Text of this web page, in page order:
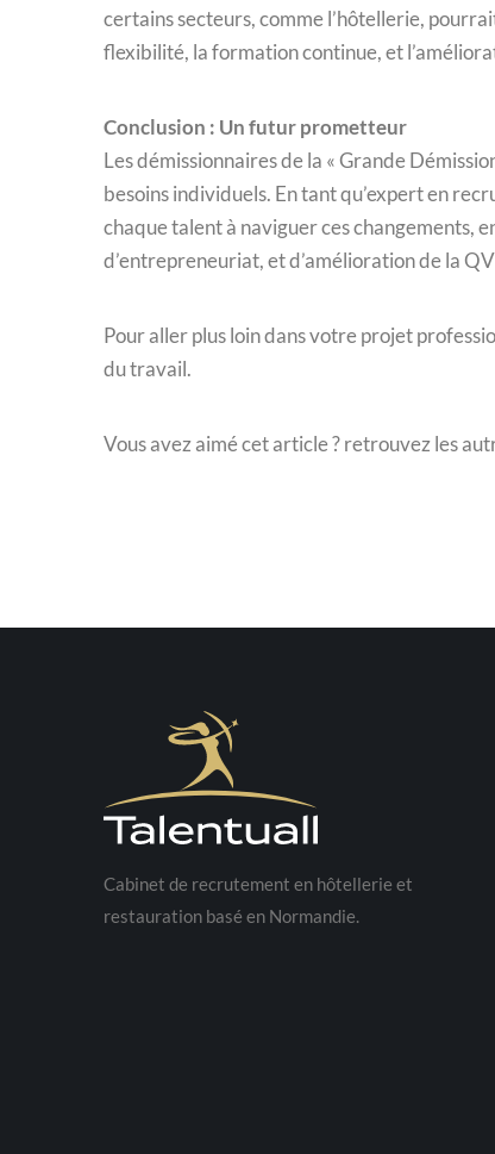
certains secteurs, comme l’hôtellerie,
flexibilité, la formation continue, et
Conclusion : Un futur prometteur
Les démissionnaires de la « Grande
besoins individuels. En tant qu’expert en
chaque talent à naviguer ces changements,
d’entrepreneuriat, et d’amélioration de la
Pour aller plus loin dans votre projet
du travail.
Vous avez aimé cet article ? retrouvez les
Cabinet de recrutement en hôtellerie et
restauration basé en Normandie.